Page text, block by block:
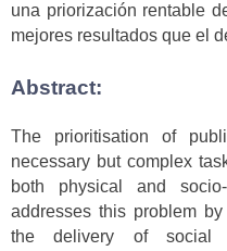
una priorización rentable
mejores resultados que el
Abstract:
The prioritisation of
necessary but complex
both physical and
addresses this problem
the delivery of social